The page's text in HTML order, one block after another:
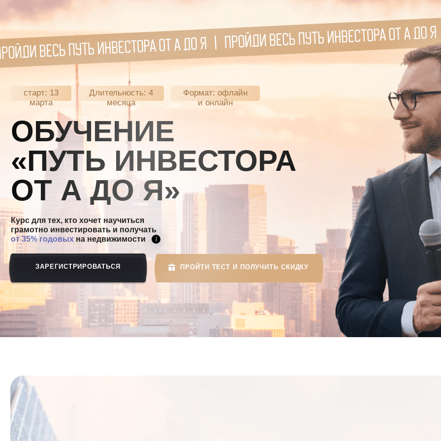
ОБУЧЕНИЕ
«ПУТЬ ИНВЕСТОРА
ОТ А ДО Я»
Курс для тех, кто хочет научиться
грамотно инвестировать и получать
от 35% годовых
на недвижимости
ПРОЙТИ ТЕСТ И ПОЛУЧИТЬ СКИДКУ
старт: 13
марта
Длительность: 4
месяца
и онлайн
ЗАРЕГИСТРИРОВАТЬСЯ